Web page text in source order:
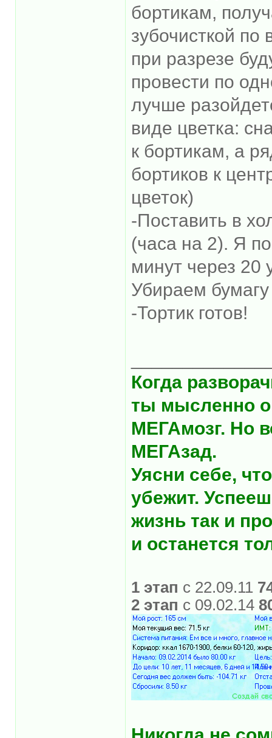
бортикам,
зубочисткой по
при разрезе
провести по
лучше
виде цветка:
к бортикам, а
бортиков к
цветок)
-Поставить в
(часа на 2). Я
минут через 20
Убираем
-Тортик готов!
Когда
ты мысленно
МЕГАмозг. Но
МЕГАзад.
Уясни себе,
убежит.
жизнь так и
и останется
1 этап с 22.09.11
2 этап с 09.02.14